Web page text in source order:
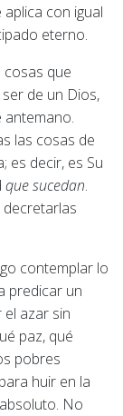
con igual
eterno.
que
de un Dios,
antemano.
las cosas de
es decir, es Su
que sucedan.
decretarlas
contemplar lo
predicar un
azar sin
paz, qué
pobres
huir en la
No